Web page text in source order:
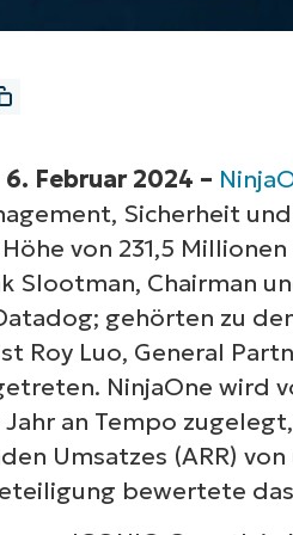
6. Februar 2024 –
Sicherheit
von 231,5
Slootman, Chairman
gehörten zu
Roy Luo, General
NinjaOne wird
an Tempo
Umsatzes (ARR)
bewertete